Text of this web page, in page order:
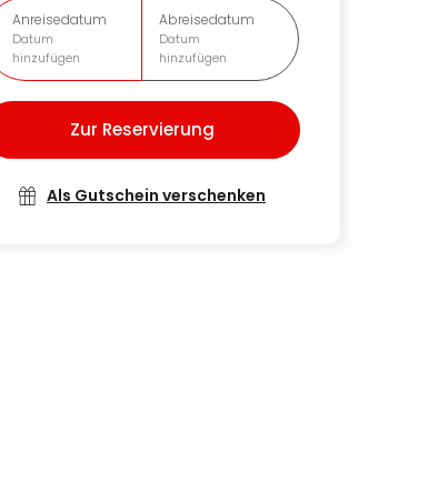
Anreisedatum
Datum
hinzufügen
Abreisedatum
Datum
hinzufügen
Zur Reservierung
Als Gutschein verschenken